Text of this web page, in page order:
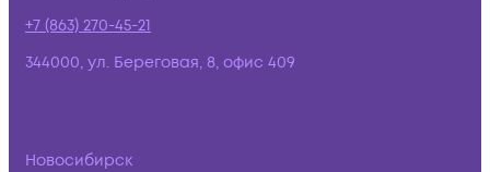
+7 (863) 270-45-21
344000, ул. Береговая, 8, офис 409
Новосибирск